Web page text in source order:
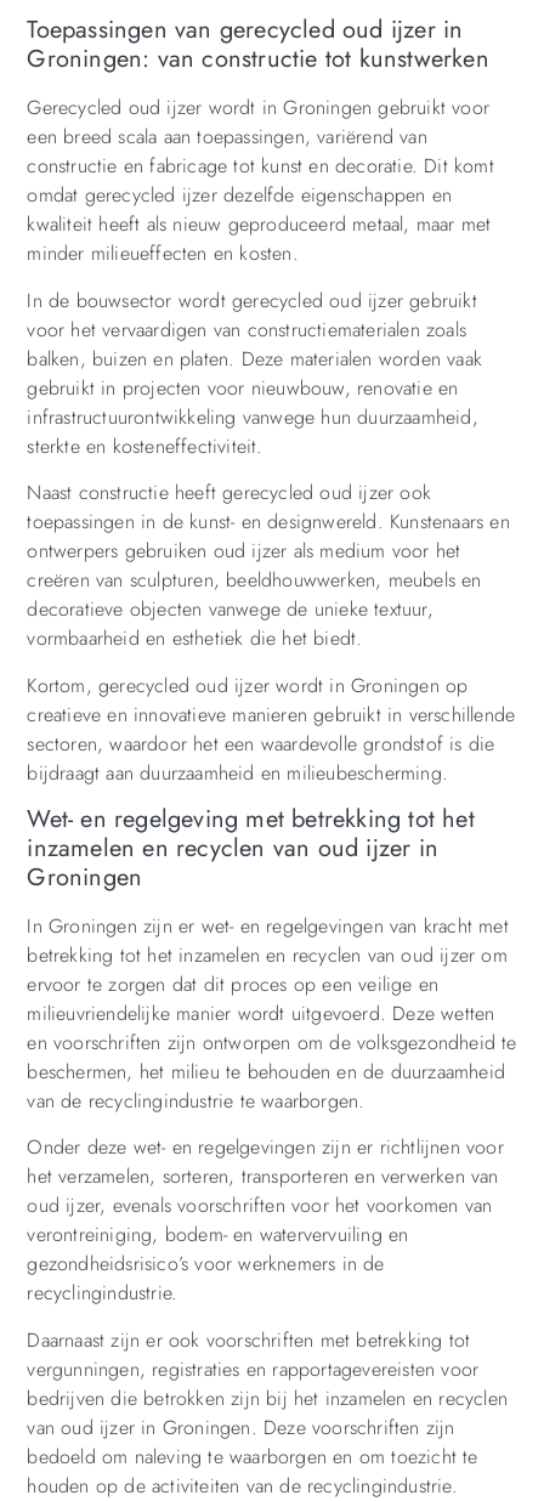
Toepassingen van gerecycled oud ijzer in
Groningen: van constructie tot kunstwerken
Gerecycled oud ijzer wordt in Groningen gebruikt voor
een breed scala aan toepassingen, variërend van
constructie en fabricage tot kunst en decoratie. Dit komt
omdat gerecycled ijzer dezelfde eigenschappen en
kwaliteit heeft als nieuw geproduceerd metaal, maar met
minder milieueffecten en kosten.
In de bouwsector wordt gerecycled oud ijzer gebruikt
voor het vervaardigen van constructiematerialen zoals
balken, buizen en platen. Deze materialen worden vaak
gebruikt in projecten voor nieuwbouw, renovatie en
infrastructuurontwikkeling vanwege hun duurzaamheid,
sterkte en kosteneffectiviteit.
Naast constructie heeft gerecycled oud ijzer ook
toepassingen in de kunst- en designwereld. Kunstenaars en
ontwerpers gebruiken oud ijzer als medium voor het
creëren van sculpturen, beeldhouwwerken, meubels en
decoratieve objecten vanwege de unieke textuur,
vormbaarheid en esthetiek die het biedt.
Kortom, gerecycled oud ijzer wordt in Groningen op
creatieve en innovatieve manieren gebruikt in verschillende
sectoren, waardoor het een waardevolle grondstof is die
bijdraagt aan duurzaamheid en milieubescherming.
Wet- en regelgeving met betrekking tot het
inzamelen en recyclen van oud ijzer in
Groningen
In Groningen zijn er wet- en regelgevingen van kracht met
betrekking tot het inzamelen en recyclen van oud ijzer om
ervoor te zorgen dat dit proces op een veilige en
milieuvriendelijke manier wordt uitgevoerd. Deze wetten
en voorschriften zijn ontworpen om de volksgezondheid te
beschermen, het milieu te behouden en de duurzaamheid
van de recyclingindustrie te waarborgen.
Onder deze wet- en regelgevingen zijn er richtlijnen voor
het verzamelen, sorteren, transporteren en verwerken van
oud ijzer, evenals voorschriften voor het voorkomen van
verontreiniging, bodem- en watervervuiling en
gezondheidsrisico’s voor werknemers in de
recyclingindustrie.
Daarnaast zijn er ook voorschriften met betrekking tot
vergunningen, registraties en rapportagevereisten voor
bedrijven die betrokken zijn bij het inzamelen en recyclen
van oud ijzer in Groningen. Deze voorschriften zijn
bedoeld om naleving te waarborgen en om toezicht te
houden op de activiteiten van de recyclingindustrie.